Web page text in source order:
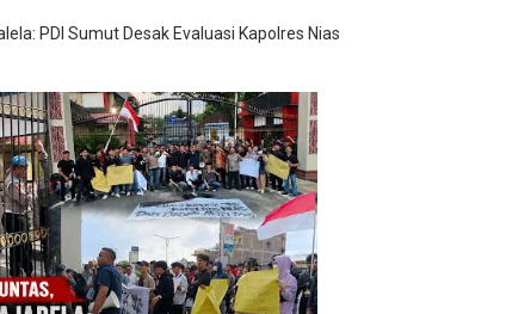
Tinggal di Rumah Tak Layak Huni, Tidak
sepak bola se-kecamatan Cikeusik : peringati HUT- RI
Bupati Bombana: Manton Buka Suara "Kami Tidak
Redaktur Reporternews Dihargai Atas Integritas dan
PDI Sumut Desak Evaluasi Kapolres Nias